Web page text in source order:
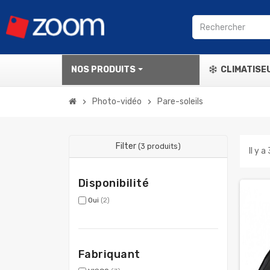
NOS PRODUITS
chevron_right Photo-vidéo chevron_right Pare-soleils
Filter (3 produits)
Disponibilité
Oui (2)
Fabriquant
Il y